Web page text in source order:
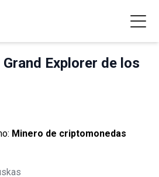
Explorer de los
Minero de criptomonedas